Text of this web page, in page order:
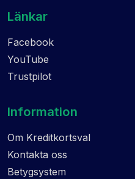
Länkar
Facebook
YouTube
Trustpilot
Information
Om Kreditkortsval
Kontakta oss
Betygsystem